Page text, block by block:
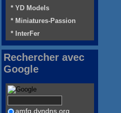
* YD Models
* Miniatures-Passion
* InterFer
Rechercher avec
Google
amfg.dyndns.org